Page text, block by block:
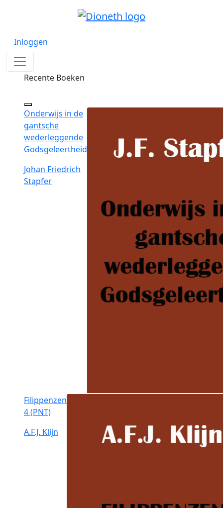
Inloggen
Recente Boeken
Onderwijs in de
gantsche
wederleggende
Godsgeleertheid
Johan Friedrich
Stapfer
Filippenzen
4 (PNT)
A.F.J. Klijn